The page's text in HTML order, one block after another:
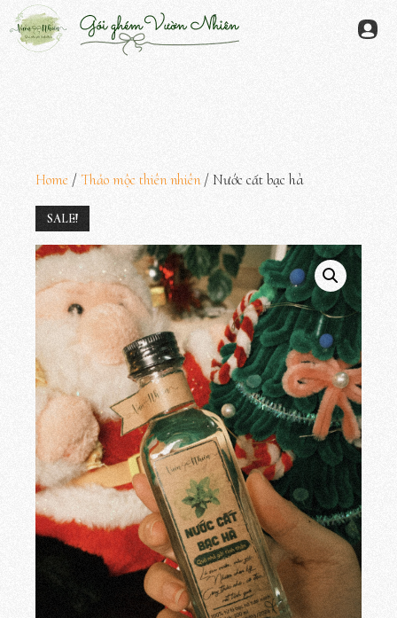
Chuyển
đến
Home / Thảo mộc thiên nhiên/ Nước cất bạc hà
SALE!